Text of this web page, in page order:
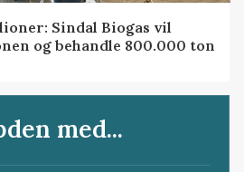
Sindal Biogas vil
og behandle 800.000 ton
med...